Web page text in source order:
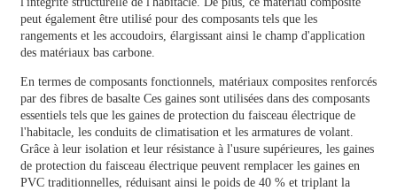
peut également être utilisé pour des composants tels que les
rangements et les accoudoirs, élargissant ainsi le champ d'application
des matériaux bas carbone.
En termes de composants fonctionnels, matériaux composites renforcés
par des fibres de basalteCes gaines sont utilisées dans des composants
essentiels tels que les gaines de protection du faisceau électrique de
l'habitacle, les conduits de climatisation et les armatures de volant.
Grâce à leur isolation et leur résistance à l'usure supérieures, les gaines
de protection du faisceau électrique peuvent remplacer les gaines en
PVC traditionnelles, réduisant ainsi le poids de 40 % et triplant la